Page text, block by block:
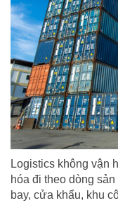
Logistics không vận
hóa đi theo dòng
bay, cửa khẩu, khu